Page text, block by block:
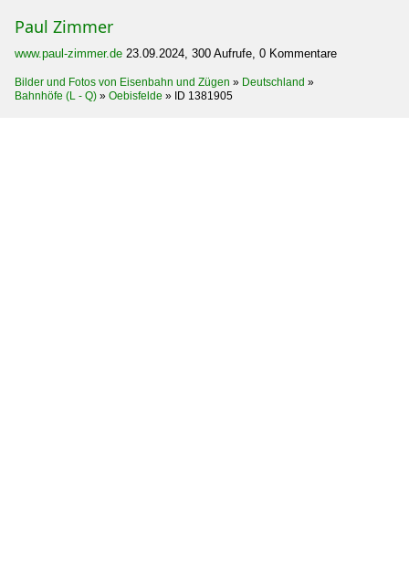
Paul Zimmer
www.paul-zimmer.de 23.09.2024, 300 Aufrufe, 0 Kommentare
Bilder und Fotos von Eisenbahn und Zügen » Deutschland »
Bahnhöfe (L - Q) » Oebisfelde » ID 1381905